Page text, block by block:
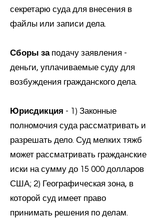
секретарю суда для внесения в
файлы или записи дела.
Сборы заподачу заявления -
деньги, уплачиваемые суду для
возбуждения гражданского дела.
Юрисдикция - 1) Законные
полномочия суда рассматривать и
разрешать дело. Суд мелких тяжб
может рассматривать гражданские
иски на сумму до 15 000 долларов
США; 2) Географическая зона, в
которой суд имеет право
принимать решения по делам.